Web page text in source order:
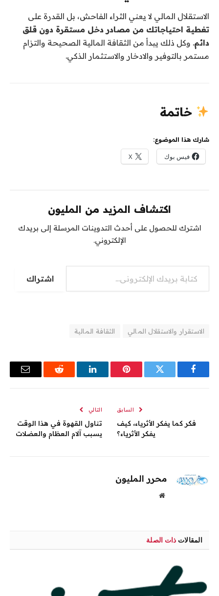
الاستقلال المالي لا يعني الثراء الفاحش، بل القدرة على
تغطية احتياجاتك من مصادر دخل مستقرة دون قلق
دائم. وكل ذلك يبدأ من الثقافة المالية الصحيحة والتزام
مستمر بالتوفير والادخار والاستثمار الذكي.
خاتمة
شارك هذا الموضوع:
فيس بوك X
اكتشاف المزيد من المليون
اشترك للحصول على أحدث التدوينات المرسلة إلى بريدك
الإلكتروني.
كتابة بريدك الإلكتروني...
اشتراك
الاستقرار والاستقلال المالي الثقافة المالية
فيسبوك تويتر بينتيريستلينكدإن رديت
البريد
السابق
فكر كما يفكر الأثرياء، كيف
يفكر الأثرياء؟
التالي
تناول القهوة في هذا الوقت
يسبب آلام العظام والعضلات
محرر المليون
موقع
المقالات ذات الصلة